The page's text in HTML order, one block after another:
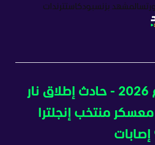
المشهد بزنسبودكاستترندات
كأس العالم 2026 - حادث إطلاق نار
منتخب إنجلترا